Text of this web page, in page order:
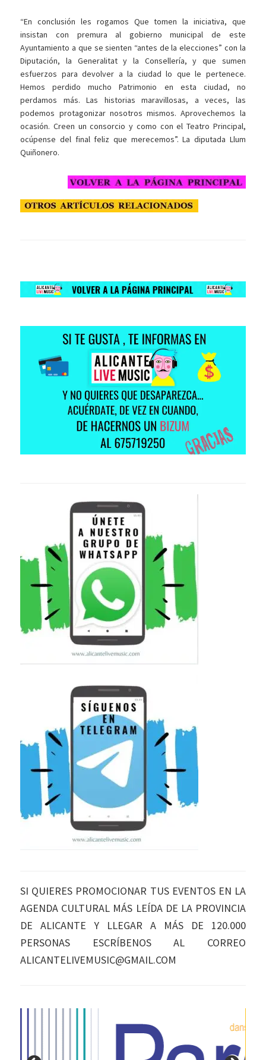
“En conclusión les rogamos Que tomen la iniciativa, que
insistan con premura al gobierno municipal de este
Ayuntamiento a que se sienten “antes de la elecciones” con la
Diputación, la Generalitat y la Consellería, y que sumen
esfuerzos para devolver a la ciudad lo que le pertenece.
Hemos perdido mucho Patrimonio en esta ciudad, no
perdamos más. Las historias maravillosas, a veces, las
podemos protagonizar nosotros mismos. Aprovechemos la
ocasión. Creen un consorcio y como con el Teatro Principal,
ocúpense del final feliz que merecemos”. La diputada Llum
Quiñonero.
SI QUIERES PROMOCIONAR TUS EVENTOS EN LA
AGENDA CULTURAL MÁS LEÍDA DE LA PROVINCIA
DE ALICANTE Y LLEGAR A MÁS DE 120.000
PERSONAS ESCRÍBENOS AL CORREO
ALICANTELIVEMUSIC@GMAIL.COM